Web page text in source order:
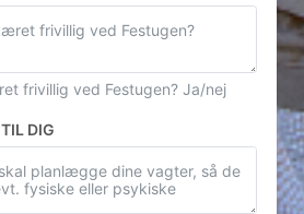
frivillig ved Festugen? Ja/nej
DIG